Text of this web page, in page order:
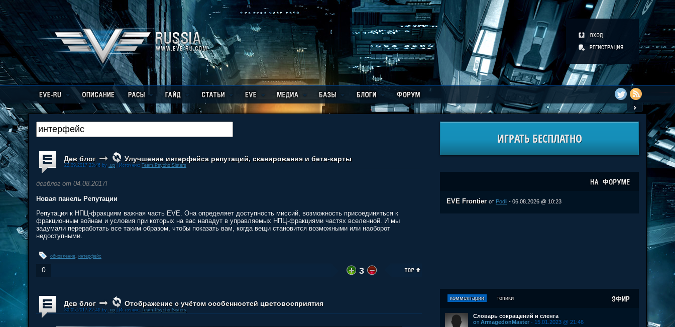
Дев блог Улучшение интерфейса репутаций, сканирования и бета-карты
22.09.2017 23:46 by .up| Источник: Team Psycho Sisters
девблог от 04.08.2017!
Новая панель Репутации
Репутация к НПЦ-фракциям важная часть EVE. Она определяет доступность миссий, возможность присоединяться к
фракционным войнам и условия при которых на вас нападут в управляемых НПЦ-фракциями частях вселенной. И мы
задумали переработать все таким образом, чтобы показать вам, когда вещи становится возможными или наоборот
недоступными.
обновление, интерфейс
0 3
Дев блог Отображение с учётом особенностей цветовосприятия
30.05.2017 22:49 by .up| Источник: Team Psycho Sisters
ИГРАТЬ БЕСПЛАТНО
EVE Frontier от Podli - 06.08.2026 @ 10:23
комментарии топики
Словарь сокращений и сленга
от ArmagedonMaster - 15.01.2023 @ 21:46